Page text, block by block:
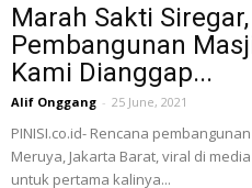
Marah Sakti
Pembangunan
Kami Dianggap...
Alif Onggang - 25 June, 2021
PINISI.co.id- Rencana
Meruya, Jakarta Barat, viral di
untuk pertama kalinya...